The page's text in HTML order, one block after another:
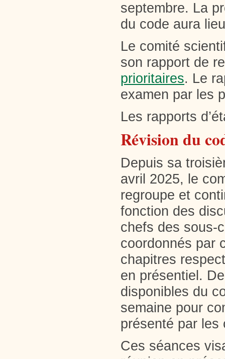
septembre. La
du code aura
Le comité
son rapport de
prioritaires. Le
examen par les
Les rapports
Révision du
Depuis sa
avril 2025, le
regroupe et
fonction des
chefs des sous-
coordonnés par
chapitres
en présentiel.
disponibles du
semaine pour
présenté par les
Ces séances